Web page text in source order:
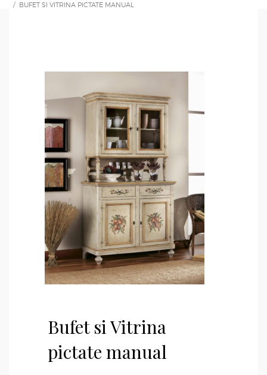
BUFET SI VITRINA PICTATE MANUAL
Bufet si Vitrina
pictate manual